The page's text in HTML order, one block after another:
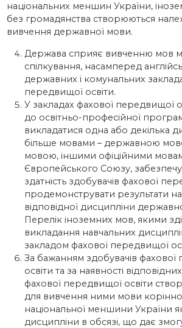
національних меншин України,
без громадянства створюються
вивчення державної мови.
Держава сприяє вивченню мов
спілкування, насамперед
державних і комунальних
передвищої освіти.
У закладах фахової передвищої
до освітньо-професійної
викладатися одна або декілька
більше мовами – державною
мовою, іншими офіційними
Європейського Союзу,
здатність здобувачів фахової
продемонструвати результати
відповідної дисципліни
Перелік іноземних мов, якими
викладання навчальних
закладом фахової передвищої
За бажанням здобувачів
освіти та за наявності
фахової передвищої освіти
для вивчення ними мови
національної меншини України
дисципліни в обсязі, що дає